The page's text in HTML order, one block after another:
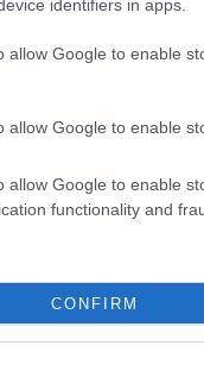
identifiers in apps.
allow Google to enable
allow Google to enable
allow Google to enable
functionality and
CONFIRM
film ancora non
di gente e
sfolgorante.
esiste e lo
quelle
ce le
Totti (ragazzo
dei grandi, sono